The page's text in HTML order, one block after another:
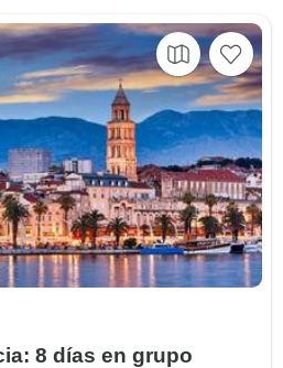
8 días en grupo